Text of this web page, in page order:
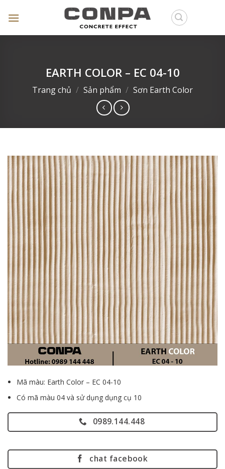
EARTH COLOR – EC 04-10
Trang chủ / Sản phẩm / Sơn Earth Color
Mã màu: Earth Color – EC 04-10
Có mã màu 04 và sử dụng dụng cụ 10
0989.144.448
chat facebook